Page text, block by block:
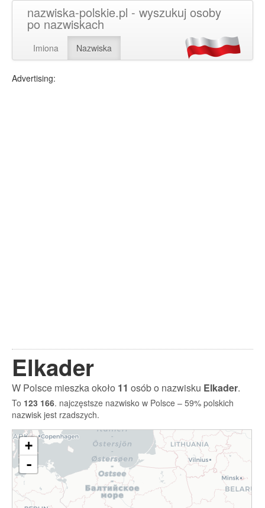
nazwiska-polskie.pl - wyszukuj osoby
po nazwiskach
Imiona Nazwiska
Advertising:
Elkader
W Polsce mieszka około 11 osób o nazwisku Elkader.
To 123 166. najczęstsze nazwisko w Polsce – 59% polskich
nazwisk jest rzadszych.
+
-